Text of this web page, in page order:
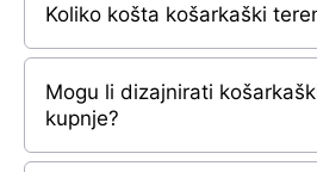
Koliko košta košarkaški
Mogu li dizajnirati
kupnje?